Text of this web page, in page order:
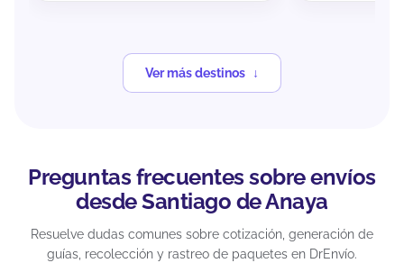
Ver más destinos
Preguntas frecuentes sobre envíos
desde Santiago de Anaya
Resuelve dudas comunes sobre cotización, generación de
guías, recolección y rastreo de paquetes en DrEnvío.